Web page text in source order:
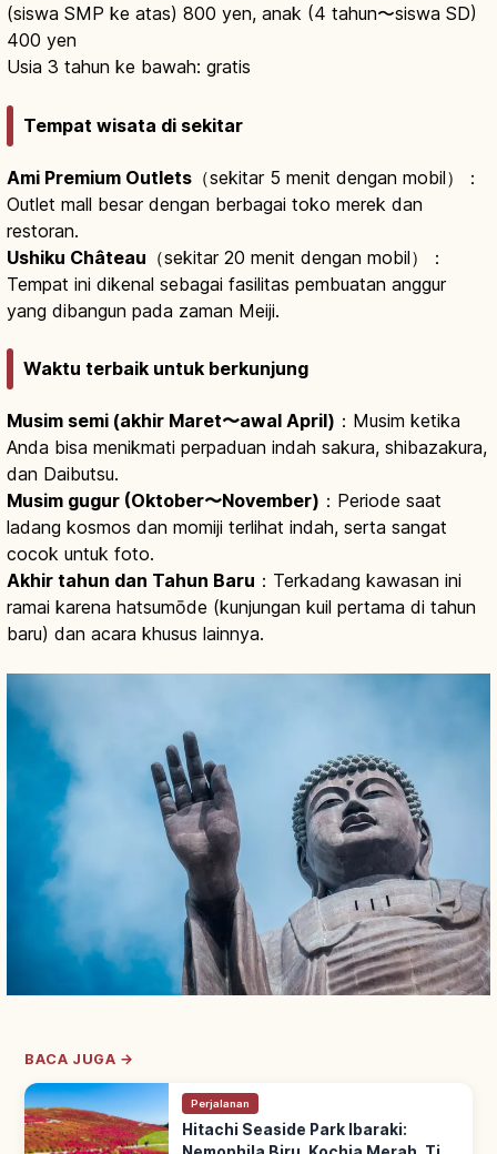
(siswa SMP ke atas) 800 yen, anak (4 tahun〜siswa SD)
400 yen
Usia 3 tahun ke bawah: gratis
Tempat wisata di sekitar
Ami Premium Outlets （sekitar 5 menit dengan mobil）：
Outlet mall besar dengan berbagai toko merek dan
restoran.
Ushiku Château （sekitar 20 menit dengan mobil）：
Tempat ini dikenal sebagai fasilitas pembuatan anggur
yang dibangun pada zaman Meiji.
Waktu terbaik untuk berkunjung
Musim semi (akhir Maret〜awal April) ：Musim ketika
Anda bisa menikmati perpaduan indah sakura, shibazakura,
dan Daibutsu.
Musim gugur (Oktober〜November) ：Periode saat
ladang kosmos dan momiji terlihat indah, serta sangat
cocok untuk foto.
Akhir tahun dan Tahun Baru ：Terkadang kawasan ini
ramai karena hatsumōde (kunjungan kuil pertama di tahun
baru) dan acara khusus lainnya.
BACA JUGA →
Perjalanan
Hitachi Seaside Park Ibaraki: